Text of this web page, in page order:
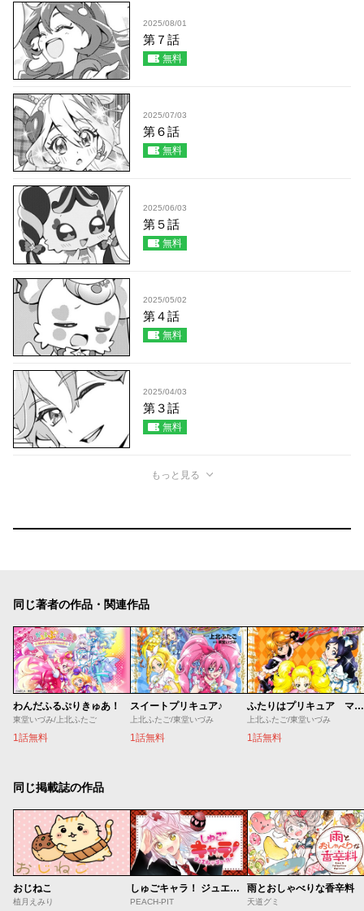
2025/08/01
第７話
無料
2025/07/03
第６話
無料
2025/06/03
第５話
無料
2025/05/02
第４話
無料
2025/04/03
第３話
無料
もっと見る
同じ著者の作品・関連作品
わんだふるぷりきゅあ！
東堂いづみ/上北ふたご
1話無料
スイートプリキュア♪
上北ふたご/東堂いづみ
1話無料
ふたりはプリキュア マックスハート
上北ふたご/東堂いづみ
1話無料
同じ掲載誌の作品
おじねこ
植月えみり
しゅごキャラ！ ジュエルジョーカー
PEACH-PIT
雨とおしゃべりな香辛料
天道グミ